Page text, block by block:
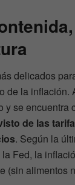
delicados
de la inflación.
y se encuentra
de las
. Según la
Fed, la
(sin alimentos